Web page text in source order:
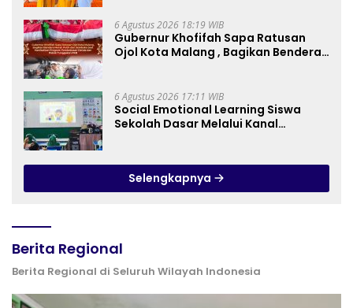
6 Agustus 2026 18:19 WIB
Gubernur Khofifah Sapa Ratusan
Ojol Kota Malang , Bagikan Bendera
Denda dan Pokok Tunggakan PKB
6 Agustus 2026 17:11 WIB
Social Emotional Learning Siswa
Sekolah Dasar Melalui Kanal
Selengkapnya
Berita Regional
Berita Regional di Seluruh Wilayah Indonesia